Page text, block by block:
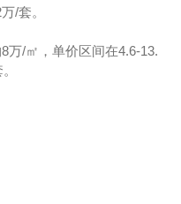
/套。
万/㎡，单价区间在4.6-13.